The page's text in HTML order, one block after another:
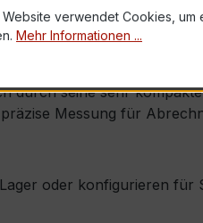
inkl. Isolierschutzkappe
durch seine sehr
Messung für
oder konfigurieren für
Website verwendet Cookies,
Mehr Informationen ...